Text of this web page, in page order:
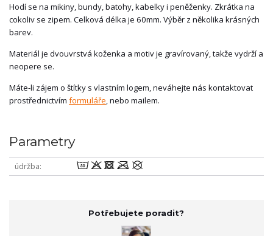
Hodí se na mikiny, bundy, batohy, kabelky i peněženky. Zkrátka na
cokoliv se zipem. Celková délka je 60mm. Výběr z několika krásných
barev.
Materiál je dvouvrstvá koženka a motiv je gravírovaný, takže vydrží a
neopere se.
Máte-li zájem o štítky s vlastním logem, neváhejte nás kontaktovat
prostřednictvím formuláře, nebo mailem.
Parametry
údržba wodmU
Potřebujete poradit?